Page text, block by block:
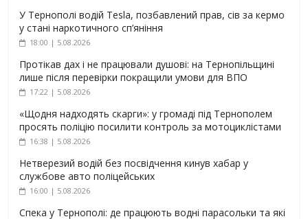
У Тернополі водій Tesla, позбавлений прав, сів за кермо
у стані наркотичного сп’яніння
18:00 | 5.08.2026
Протікав дах і не працювали душові: на Тернопільщині
лише після перевірки покращили умови для ВПО
17:22 | 5.08.2026
«Щодня надходять скарги»: у громаді під Тернополем
просять поліцію посилити контроль за мотоциклістами
16:38 | 5.08.2026
Нетверезий водій без посвідчення кинув хабар у
службове авто поліцейських
16:00 | 5.08.2026
Спека у Тернополі: де працюють водні парасольки та які